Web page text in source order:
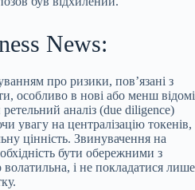
News:
про ризики, пов’язані з
особливо в нові або менш відомі
аналіз (due diligence)
увагу на централізацію токенів,
цінність. Звинувачення на
бути обережними з
і не покладатися лише